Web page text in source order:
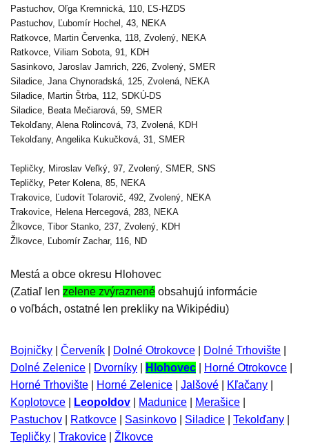
Pastuchov, Oľga Kremnická, 110, ĽS-HZDS
Pastuchov, Ľubomír Hochel, 43, NEKA
Ratkovce, Martin Červenka, 118, Zvolený, NEKA
Ratkovce, Viliam Sobota, 91, KDH
Sasinkovo, Jaroslav Jamrich, 226, Zvolený, SMER
Siladice, Jana Chynoradská, 125, Zvolená, NEKA
Siladice, Martin Štrba, 112, SDKÚ-DS
Siladice, Beata Mečiarová, 59, SMER
Tekolďany, Alena Rolincová, 73, Zvolená, KDH
Tekolďany, Angelika Kukučková, 31, SMER
Tepličky, Miroslav Veľký, 97, Zvolený, SMER, SNS
Tepličky, Peter Kolena, 85, NEKA
Trakovice, Ľudovít Tolarovič, 492, Zvolený, NEKA
Trakovice, Helena Hercegová, 283, NEKA
Žlkovce, Tibor Stanko, 237, Zvolený, KDH
Žlkovce, Ľubomír Zachar, 116, ND
Mestá a obce okresu Hlohovec
(Zatiaľ len zelene zvýraznené obsahujú informácie
o voľbách, ostatné len prekliky na Wikipédiu)
Bojničky Červeník Dolné Otrokovce Dolné Trhovište
Dolné Zelenice
Dvorníky Hlohovec Horné Otrokovce
Horné Trhovište
Horné Zelenice Jalšové Kľačany
Koplotovce
Leopoldov Madunice Merašice
Pastuchov
Ratkovce Sasinkovo Siladice Tekolďany
Tepličky
Trakovice Žlkovce